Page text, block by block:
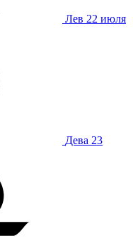
Лев 22 июля
Дева 23